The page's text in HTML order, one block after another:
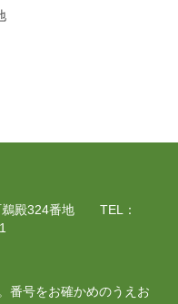
鵜殿324番地 TEL：
番号をお確かめのうえお